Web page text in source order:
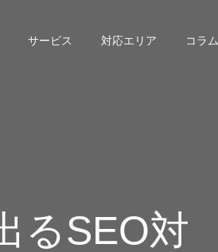
サービス 対応エリア コラム
るSEO対